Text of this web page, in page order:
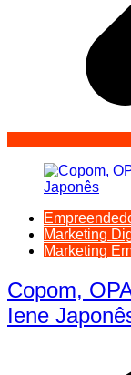
Marketing
Marketing
Copom,
Iene